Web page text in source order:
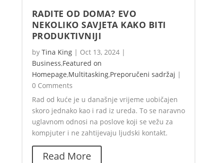
RADITE OD DOMA? EVO
NEKOLIKO SAVJETA KAKO BITI
PRODUKTIVNIJI
by Tina King | Oct 13, 2024 |
Business,Featured on
Homepage,Multitasking,Preporučeni sadržaj |
0 Comments
Rad od kuće je u današnje vrijeme uobičajen
skoro jednako kao i rad iz ureda. To se naravno
uglavnom odnosi na poslove koji se vežu za
kompjuter i ne zahtijevaju ljudski kontakt.
Read More